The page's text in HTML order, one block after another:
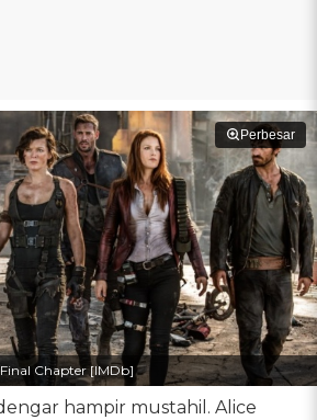
Perbesar
Chapter [IMDb]
hampir mustahil. Alice